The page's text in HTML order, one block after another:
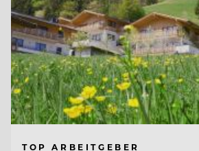
TOP ARBEITGEBER